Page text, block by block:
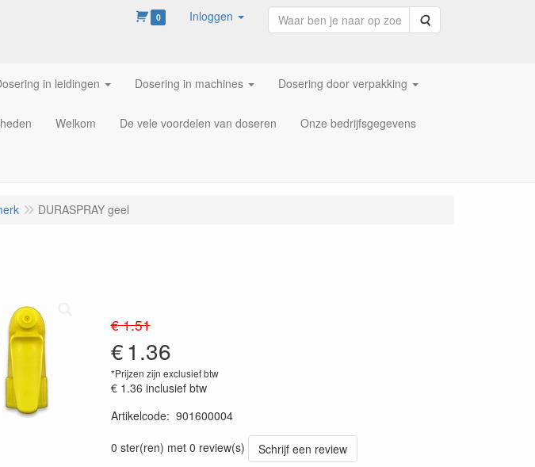
0 Inloggen Zoeken
in leidingen Dosering in machines Dosering door verpakking
Welkom De vele voordelen van doseren Onze bedrijfsgegevens
DURASPRAY geel
€ 1.51
€1.36
*Prijzen zijn exclusief btw
€ 1.36 inclusief btw
Artikelcode: 901600004
0 ster(ren) met 0 review(s)
Schrijf een review